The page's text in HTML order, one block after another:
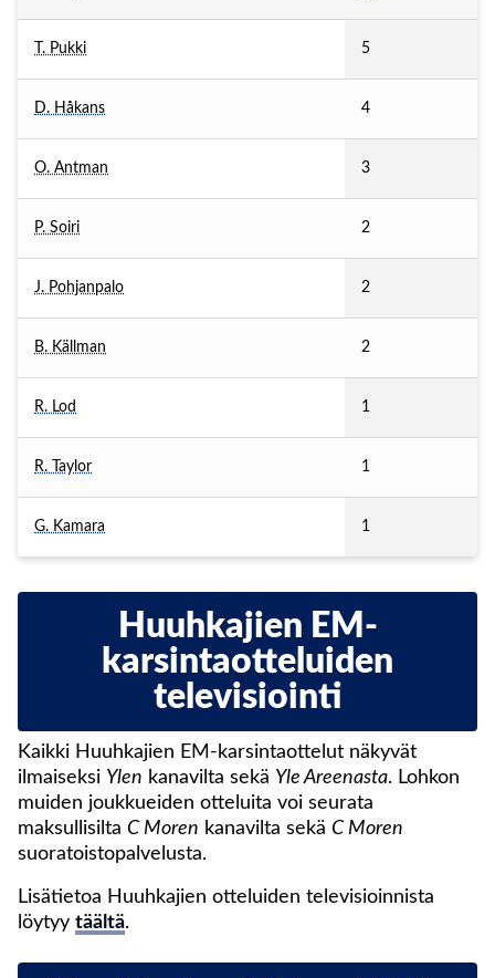
T. Pukki 5
D. Håkans 4
O. Antman 3
P. Soiri 2
J. Pohjanpalo 2
B. Källman 2
R. Lod 1
R. Taylor 1
G. Kamara 1
Huuhkajien EM-
karsintaotteluiden
televisiointi
Kaikki Huuhkajien EM-karsintaottelut näkyvät
ilmaiseksi Ylen kanavilta sekä Yle Areenasta. Lohkon
muiden joukkueiden otteluita voi seurata
maksullisilta C Moren kanavilta sekä C Moren
suoratoistopalvelusta.
Lisätietoa Huuhkajien otteluiden televisioinnista
löytyy täältä.